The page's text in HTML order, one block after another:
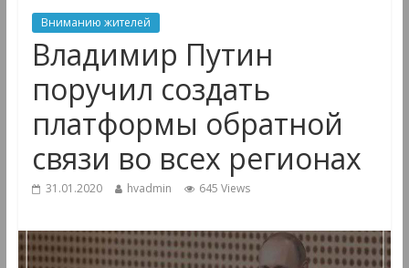
Вниманию жителей
Владимир Путин
поручил создать
платформы обратной
связи во всех регионах
31.01.2020 hvadmin 645 Views